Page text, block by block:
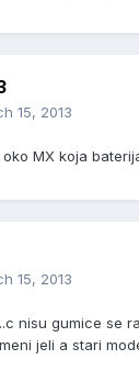
15, 2013
MX koja
15, 2013
nisu gumice se
jeli a stari